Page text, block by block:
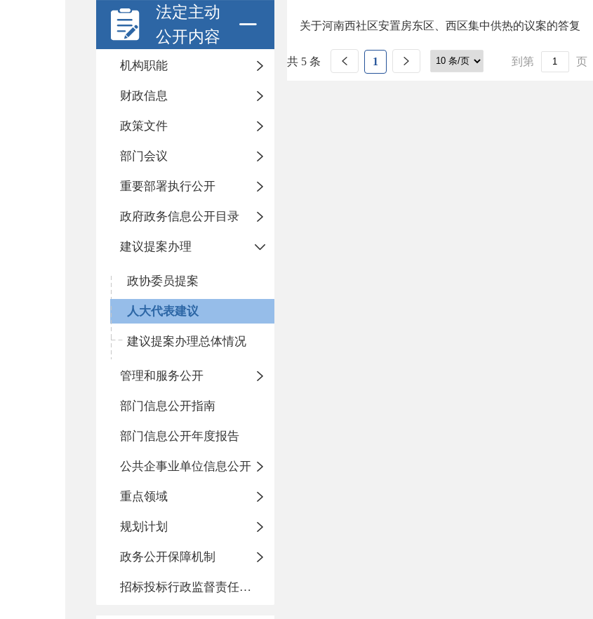
法定主动
公开内容
机构职能
财政信息
政策文件
部门会议
重要部署执行公开
政府政务信息公开目录
建议提案办理
政协委员提案
人大代表建议
建议提案办理总体情况
管理和服务公开
部门信息公开指南
部门信息公开年度报告
公共企事业单位信息公开
重点领域
规划计划
政务公开保障机制
招标投标行政监督责任清单
关于河南西社区安置房东区、西区集中供热的议案的答复
共 5 条 1 到第 页